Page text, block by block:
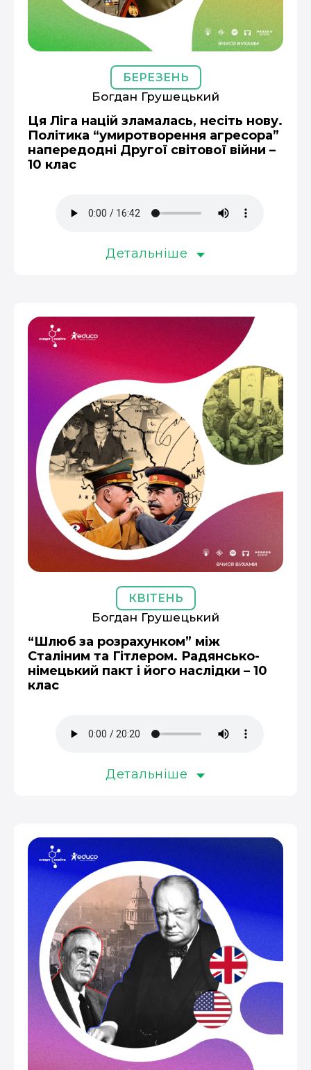
БЕРЕЗЕНЬ
Богдан Грушецький
Ця Ліга націй зламалась, несіть нову.
Політика “умиротворення агресора”
напередодні Другої світової війни –
10 клас
Детальніше
КВІТЕНЬ
Богдан Грушецький
“Шлюб за розрахунком” між
Сталіним та Гітлером. Радянсько-
німецький пакт і його наслідки – 10
клас
Детальніше